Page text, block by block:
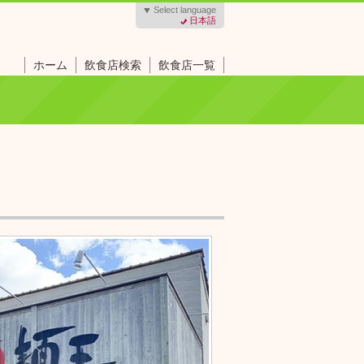
Select language
日本語
ホーム 飲食店検索 飲食店一覧